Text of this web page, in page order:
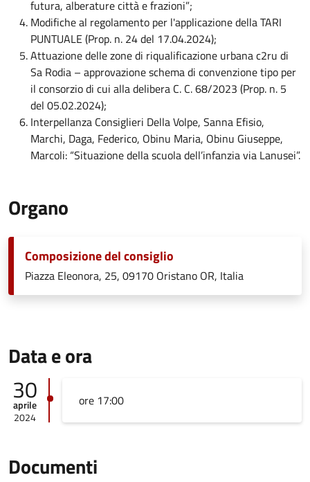
futura, alberature città e frazioni”;
Modifiche al regolamento per l'applicazione della TARI
PUNTUALE (Prop. n. 24 del 17.04.2024);
Attuazione delle zone di riqualificazione urbana c2ru di
Sa Rodia – approvazione schema di convenzione tipo per
il consorzio di cui alla delibera C. C. 68/2023 (Prop. n. 5
del 05.02.2024);
Interpellanza Consiglieri Della Volpe, Sanna Efisio,
Marchi, Daga, Federico, Obinu Maria, Obinu Giuseppe,
Marcoli: “Situazione della scuola dell’infanzia via Lanusei”.
Organo
Composizione del consiglio
Piazza Eleonora, 25, 09170 Oristano OR, Italia
Data e ora
30
aprile
2024
ore 17:00
Documenti